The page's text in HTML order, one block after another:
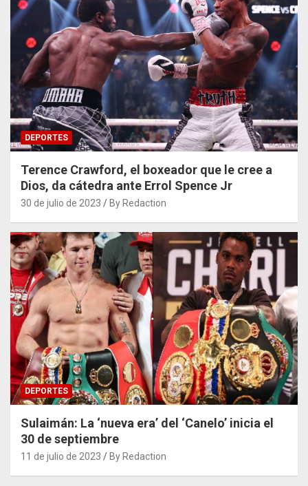
DEPORTES
Terence Crawford, el boxeador que le cree a
Dios, da cátedra ante Errol Spence Jr
30 de julio de 2023 By Redaction
DEPORTES
Sulaimán: La ‘nueva era’ del ‘Canelo’ inicia el
30 de septiembre
11 de julio de 2023 By Redaction